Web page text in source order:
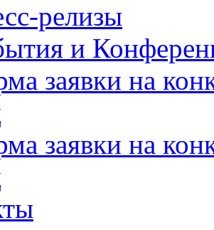
релизы
и
заявки на
заявки на